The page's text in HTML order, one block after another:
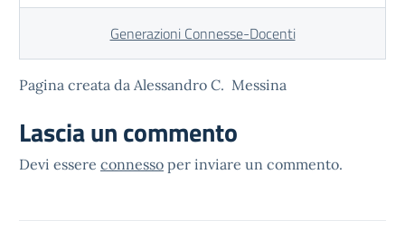
Generazioni Connesse-Docenti
Pagina creata da Alessandro C. Messina
Lascia un commento
Devi essere connesso per inviare un commento.